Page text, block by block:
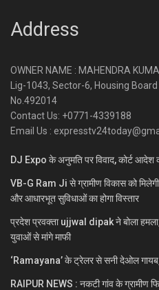
Address
OWNER NAME : MAHENDRA
Lig-1043, Sector-6, Housing
No.492014
Contact Us: +0771-4339188
Email Us :
DJ Expo के अनुमति पर विवाद, कोर्ट आदेश
VB-G Ram Ji से ग्रामीण विकास को
और आधारभूत सुविधाओं का होगा विस्तार
प्रदेश प्रवक्ता ujjwal dipak ने बोला
युवाओं से मांगे माफी
‘Ramayana’ के ट्रेलर से सनी देओल गायब,
RAIPUR NEWS : नकटी गांव के ग्रामीण